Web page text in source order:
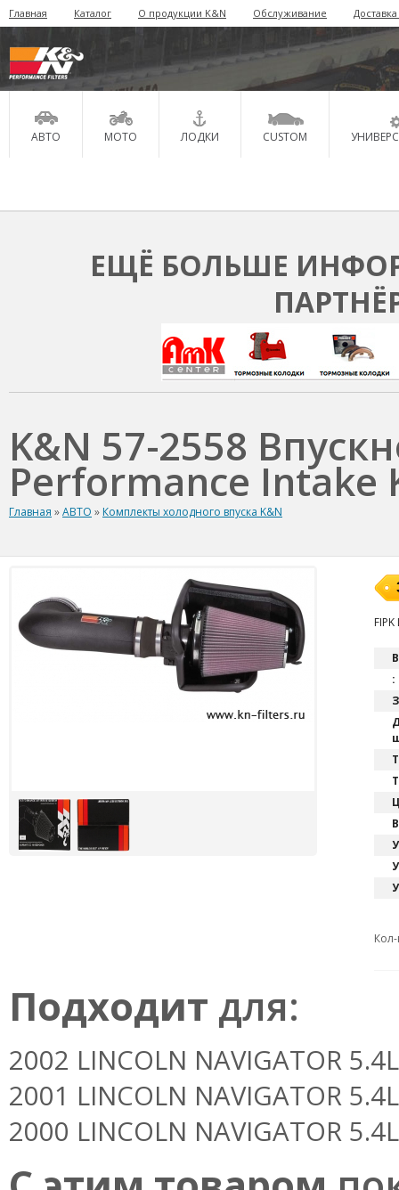
Главная Каталог О продукции K&N Обслуживание
АВТО МОТО ЛОДКИ CUSTOM
ЕЩЁ БОЛЬШЕ
K&N 57-2558
Performance Intake
Главная »АВТО » Комплекты холодного впуска K&N
:
Подходит для:
2002 LINCOLN NAVIGATOR
2001 LINCOLN NAVIGATOR
2000 LINCOLN NAVIGATOR